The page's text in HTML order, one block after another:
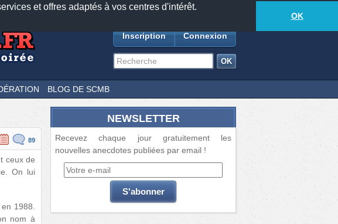
et offres adaptés à vos centres d'intérêt.
OK
Facebook
TwitterFeeds18881anecdotes-255lecteurs connectés
Inscription Connexion
BLOG DE SCMB
89
ceux de
On lui
1988.
nom à
NEWSLETTER
Recevez chaque jour gratuitement les
nouvelles anecdotes publiées par email !